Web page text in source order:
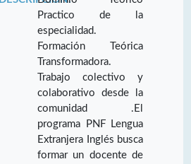
Practico de la
especialidad.
Formación Teórica
Transformadora.
Trabajo colectivo y
colaborativo desde la
comunidad .El
programa PNF Lengua
Extranjera Inglés busca
formar un docente de